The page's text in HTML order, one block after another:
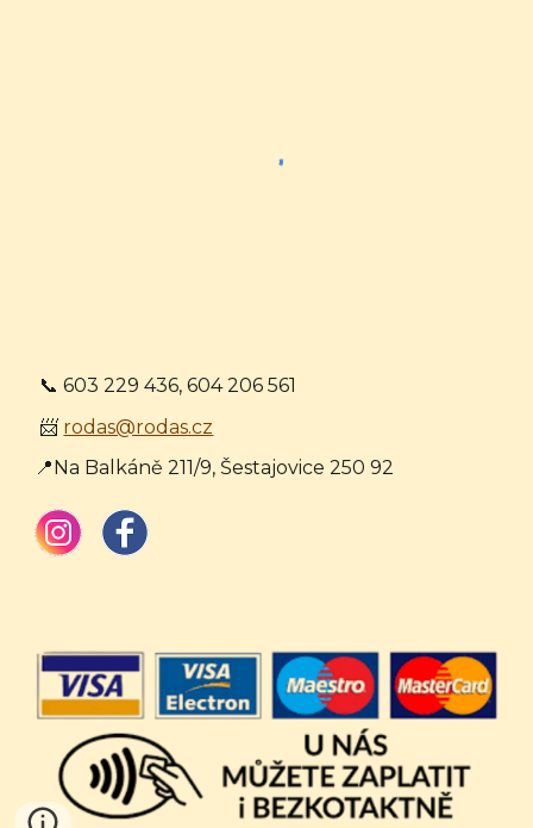
📞 603 229 436, 604 206 561
📨 rodas@rodas.cz
📍Na Balkáně 211/9, Šestajovice 250 92